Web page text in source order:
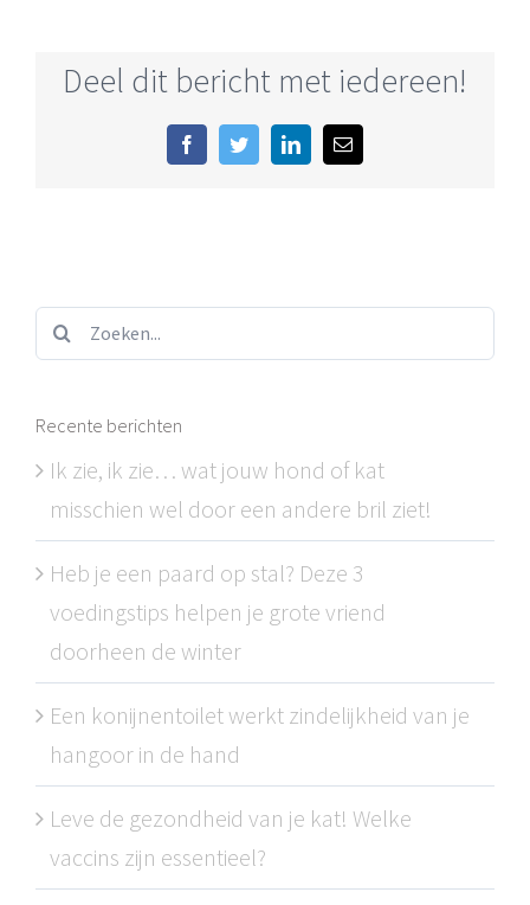
Deel dit bericht met iedereen!
FacebookTwitterLinkedIn
E-
mail
Zoeken...
Recente berichten
Ik zie, ik zie… wat jouw hond of kat
misschien wel door een andere bril ziet!
Heb je een paard op stal? Deze 3
voedingstips helpen je grote vriend
doorheen de winter
Een konijnentoilet werkt zindelijkheid van je
hangoor in de hand
Leve de gezondheid van je kat! Welke
vaccins zijn essentieel?